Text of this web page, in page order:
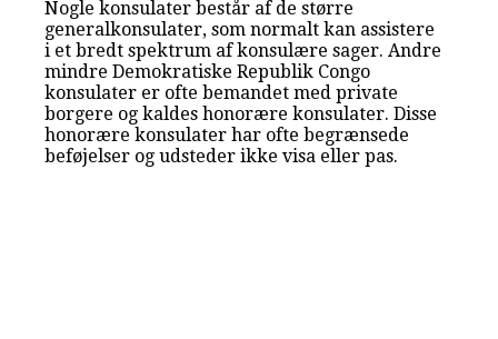
Nogle konsulater består af de større
generalkonsulater, som normalt kan assistere
i et bredt spektrum af konsulære sager. Andre
mindre Demokratiske Republik Congo
konsulater er ofte bemandet med private
borgere og kaldes honorære konsulater. Disse
honorære konsulater har ofte begrænsede
beføjelser og udsteder ikke visa eller pas.